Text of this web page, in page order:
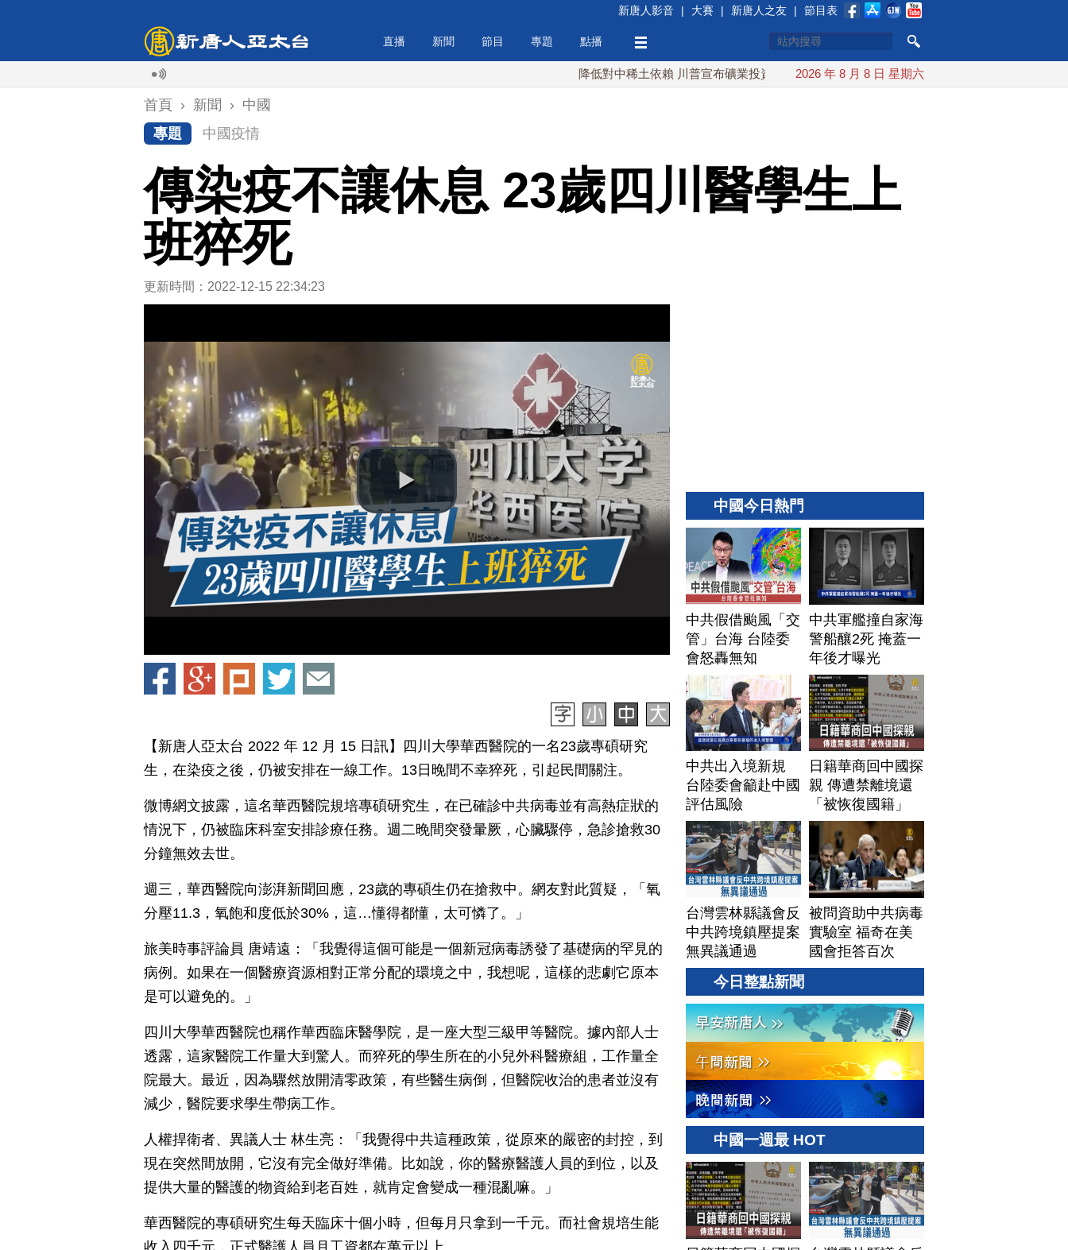
新唐人影音 | 大賽 | 新唐人之友 | 節目表
直播 新聞 節目 專題 點播
降低對中稀土依賴 川普宣布礦業投資20億美元 中東局勢動盪 土耳其沙特巴基斯坦誓共同防禦
2026 年 8 月 8 日 星期六
首頁 › 新聞 › 中國
專題
中國疫情
傳染疫不讓休息 23歲四川醫學生上
班猝死
更新時間：2022-12-15 22:34:23
【新唐人亞太台 2022 年 12 月 15 日訊】四川大學華西醫院的一名23歲專碩研究
生，在染疫之後，仍被安排在一線工作。13日晚間不幸猝死，引起民間關注。
微博網文披露，這名華西醫院規培專碩研究生，在已確診中共病毒並有高熱症狀的
情況下，仍被臨床科室安排診療任務。週二晚間突發暈厥，心臟驟停，急診搶救30
分鐘無效去世。
週三，華西醫院向澎湃新聞回應，23歲的專碩生仍在搶救中。網友對此質疑，「氧
分壓11.3，氧飽和度低於30%，這…懂得都懂，太可憐了。」
旅美時事評論員 唐靖遠：「我覺得這個可能是一個新冠病毒誘發了基礎病的罕見的
病例。如果在一個醫療資源相對正常分配的環境之中，我想呢，這樣的悲劇它原本
是可以避免的。」
四川大學華西醫院也稱作華西臨床醫學院，是一座大型三級甲等醫院。據內部人士
透露，這家醫院工作量大到驚人。而猝死的學生所在的小兒外科醫療組，工作量全
院最大。最近，因為驟然放開清零政策，有些醫生病倒，但醫院收治的患者並沒有
減少，醫院要求學生帶病工作。
人權捍衛者、異議人士 林生亮：「我覺得中共這種政策，從原來的嚴密的封控，到
現在突然間放開，它沒有完全做好準備。比如說，你的醫療醫護人員的到位，以及
提供大量的醫護的物資給到老百姓，就肯定會變成一種混亂嘛。」
華西醫院的專碩研究生每天臨床十個小時，但每月只拿到一千元。而社會規培生能
中國今日熱門
中共假借颱風「交
管」台海 台陸委
會怒轟無知
中共軍艦撞自家海
警船釀2死 掩蓋一
年後才曝光
中共出入境新規
台陸委會籲赴中國
評估風險
日籍華商回中國探
親 傳遭禁離境還
「被恢復國籍」
台灣雲林縣議會反
中共跨境鎮壓提案
無異議通過
被問資助中共病毒
實驗室 福奇在美
國會拒答百次
今日整點新聞
中國一週最 HOT